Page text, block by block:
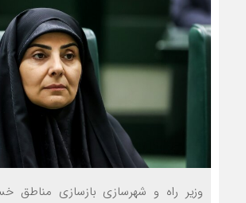
وزیر راه و شهرسازی بازسازی مناطق